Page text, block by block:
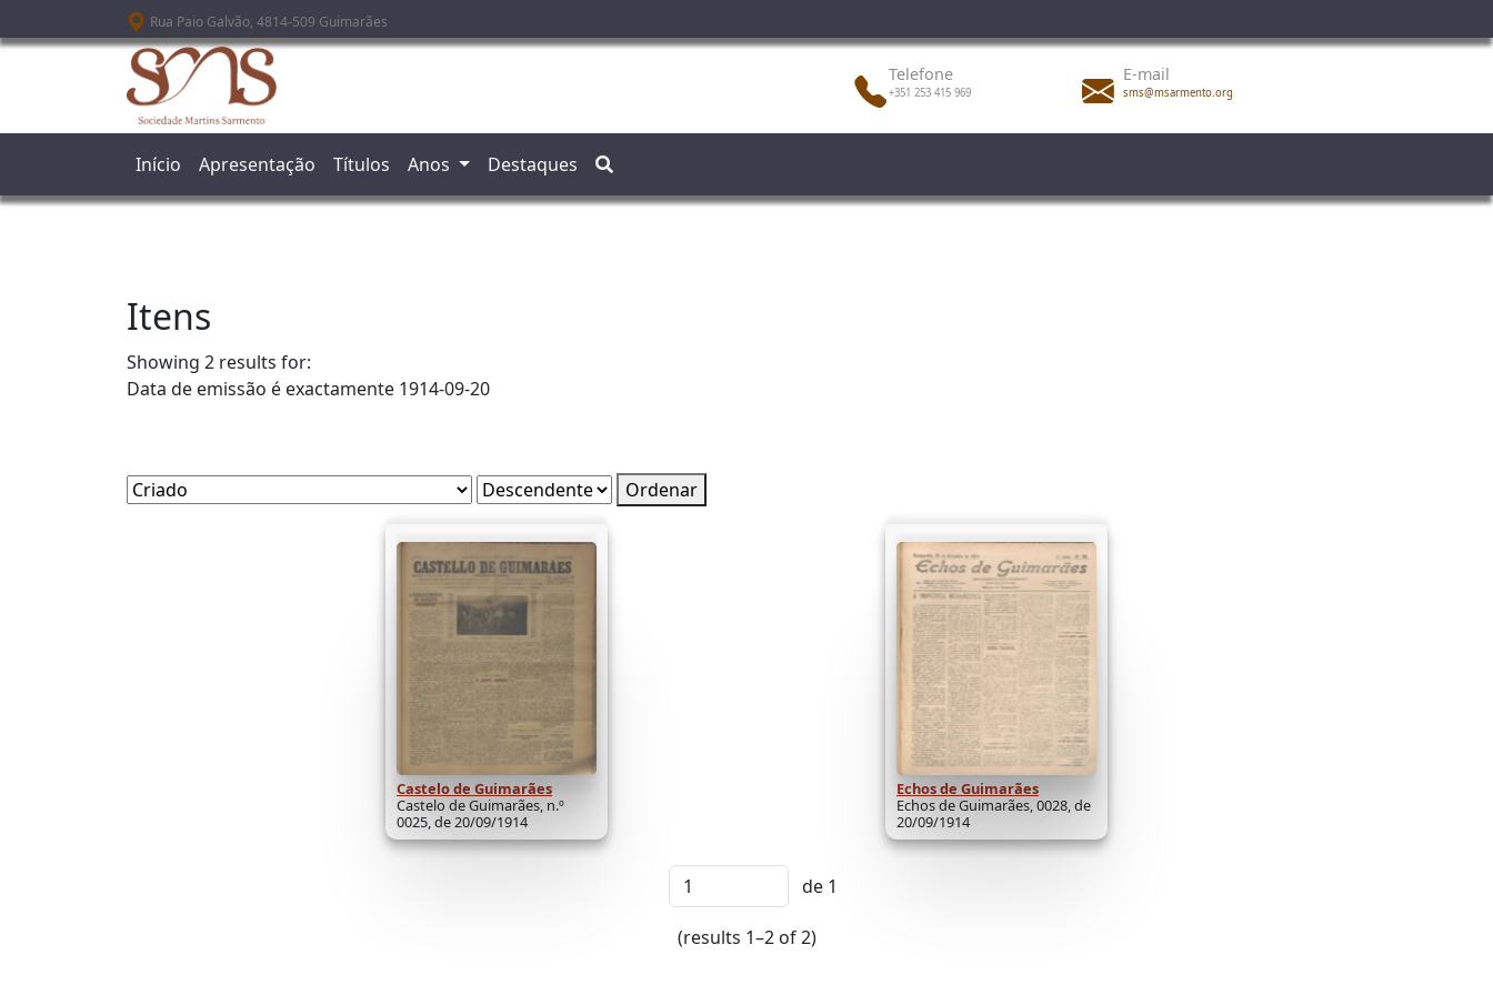
Passar para o conteúdo principal
Rua Paio Galvão, 4814-509 Guimarães
Telefone
+351 253 415 969
E-mail
sms@msarmento.org
Início Apresentação Títulos Anos Destaques
Itens
Showing 2 results for:
Data de emissão é exactamente 1914-09-20
Ordenar
Castelo de Guimarães
Castelo de Guimarães, n.º
0025, de 20/09/1914
Echos de Guimarães
Echos de Guimarães, 0028, de
20/09/1914
de 1
(results 1–2 of 2)